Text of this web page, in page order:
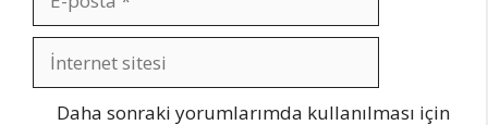
posta
İnternet
sitesi
Daha sonraki yorumlarımda kullanılması için